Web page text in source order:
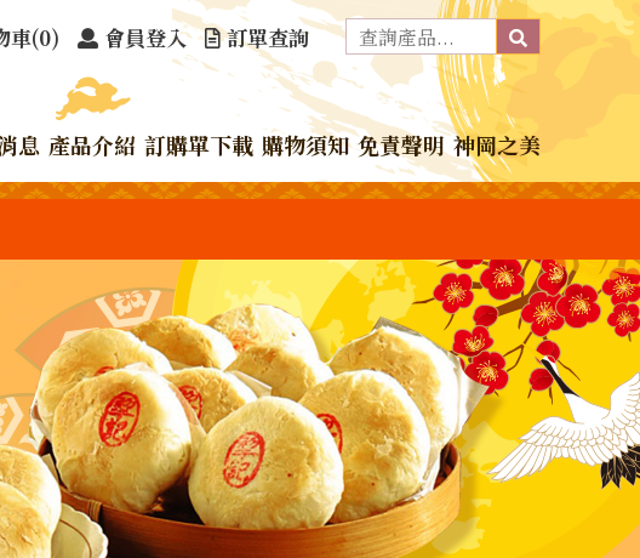
車(0) 會員登入 訂單查詢
息 產品介紹 訂購單下載 購物須知 免責聲明 神岡之美